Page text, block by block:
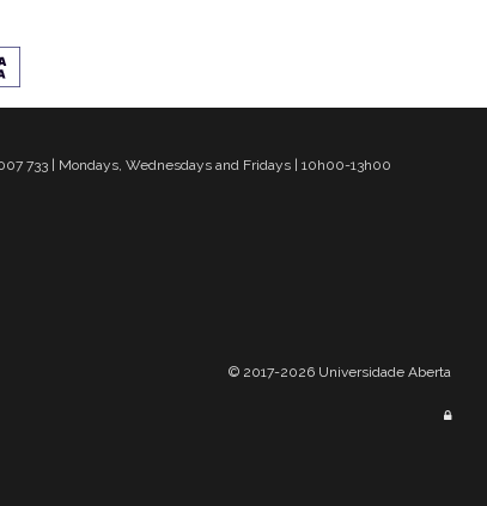
733 | Mondays, Wednesdays and Fridays | 10h00-13h00
© 2017-2026 Universidade Aberta